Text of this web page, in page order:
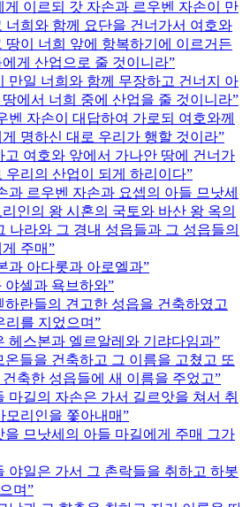
게 이르되 갓 자손과 르우벤 자손이 만
너희와 함께 요단을 건너가서 여호와
땅이 너희 앞에 항복하기에 이르거든
게 산업으로 줄 것이니라
만일 너희와 함께 무장하고 건너지 아
에서 너희 중에 산업을 줄 것이니라
벤 자손이 대답하여 가로되 여호와께
명하신 대로 우리가 행할 것이라
고 여호와 앞에서 가나안 땅에 건너가
우리의 산업이 되게 하리이다
과 르우벤 자손과 요셉의 아들 므낫세
인의 왕 시혼의 국토와 바산 왕 옥의
나라와 그 경내 성읍들과 그 성읍들의
주매
과 아다롯과 아로엘과
야셀과 욕브하와
하란들의 견고한 성읍을 건축하였고
리를 지었으며
헤스본과 엘르알레와 기랴다임과
온들을 건축하고 그 이름을 고쳤고 또
축한 성읍들에 새 이름을 주었고
마길의 자손은 가서 길르앗을 쳐서 취
모리인을 쫓아내매
을 므낫세의 아들 마길에게 주매 그가
야일은 가서 그 촌락들을 취하고 하봇
며